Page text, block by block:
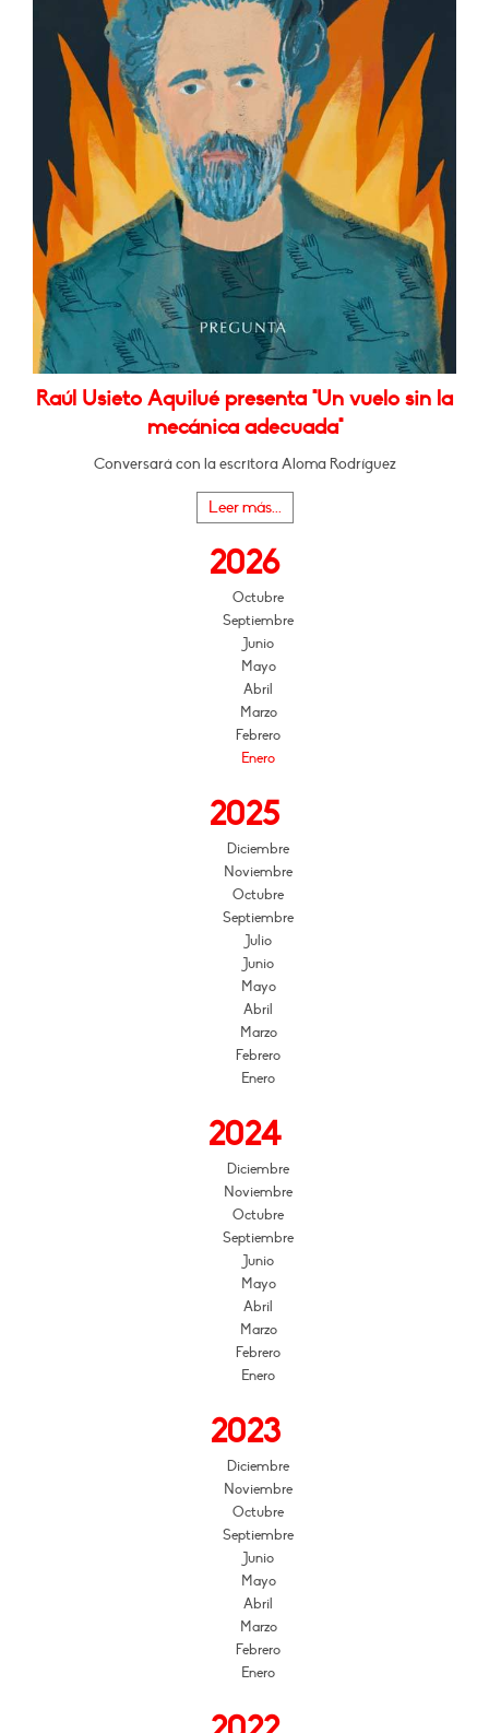
Raúl Usieto Aquilué presenta "Un vuelo sin la
mecánica adecuada"
Conversará con la escritora Aloma Rodríguez
Leer más...
2026
Octubre
Septiembre
Junio
Mayo
Abril
Marzo
Febrero
Enero
2025
Diciembre
Noviembre
Octubre
Septiembre
Julio
Junio
Mayo
Abril
Marzo
Febrero
Enero
2024
Diciembre
Noviembre
Octubre
Septiembre
Junio
Mayo
Abril
Marzo
Febrero
Enero
2023
Diciembre
Noviembre
Octubre
Septiembre
Junio
Mayo
Abril
Marzo
Febrero
Enero